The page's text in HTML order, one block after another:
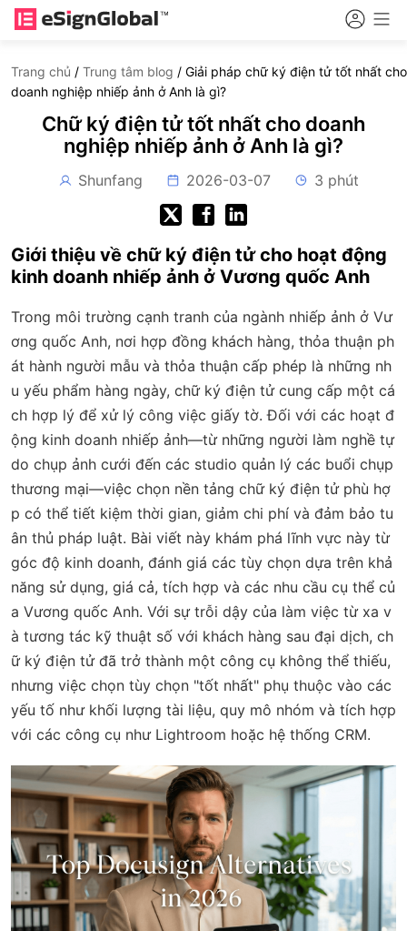
Trang chủ / Trung tâm blog / Giải pháp chữ ký điện tử tốt nhất cho
doanh nghiệp nhiếp ảnh ở Anh là gì?
Chữ ký điện tử tốt nhất cho doanh
nghiệp nhiếp ảnh ở Anh là gì?
Shunfang 2026-03-07 3 phút
Giới thiệu về chữ ký điện tử cho hoạt động
kinh doanh nhiếp ảnh ở Vương quốc Anh
Trong môi trường cạnh tranh của ngành nhiếp ảnh ở Vư
ơng quốc Anh, nơi hợp đồng khách hàng, thỏa thuận ph
át hành người mẫu và thỏa thuận cấp phép là những nh
u yếu phẩm hàng ngày, chữ ký điện tử cung cấp một cá
ch hợp lý để xử lý công việc giấy tờ. Đối với các hoạt đ
ộng kinh doanh nhiếp ảnh—từ những người làm nghề tự
do chụp ảnh cưới đến các studio quản lý các buổi chụp
thương mại—việc chọn nền tảng chữ ký điện tử phù hợ
p có thể tiết kiệm thời gian, giảm chi phí và đảm bảo tu
ân thủ pháp luật. Bài viết này khám phá lĩnh vực này từ
góc độ kinh doanh, đánh giá các tùy chọn dựa trên khả
năng sử dụng, giá cả, tích hợp và các nhu cầu cụ thể củ
a Vương quốc Anh. Với sự trỗi dậy của làm việc từ xa v
à tương tác kỹ thuật số với khách hàng sau đại dịch, ch
ữ ký điện tử đã trở thành một công cụ không thể thiếu,
nhưng việc chọn tùy chọn "tốt nhất" phụ thuộc vào các
yếu tố như khối lượng tài liệu, quy mô nhóm và tích hợp
với các công cụ như Lightroom hoặc hệ thống CRM.